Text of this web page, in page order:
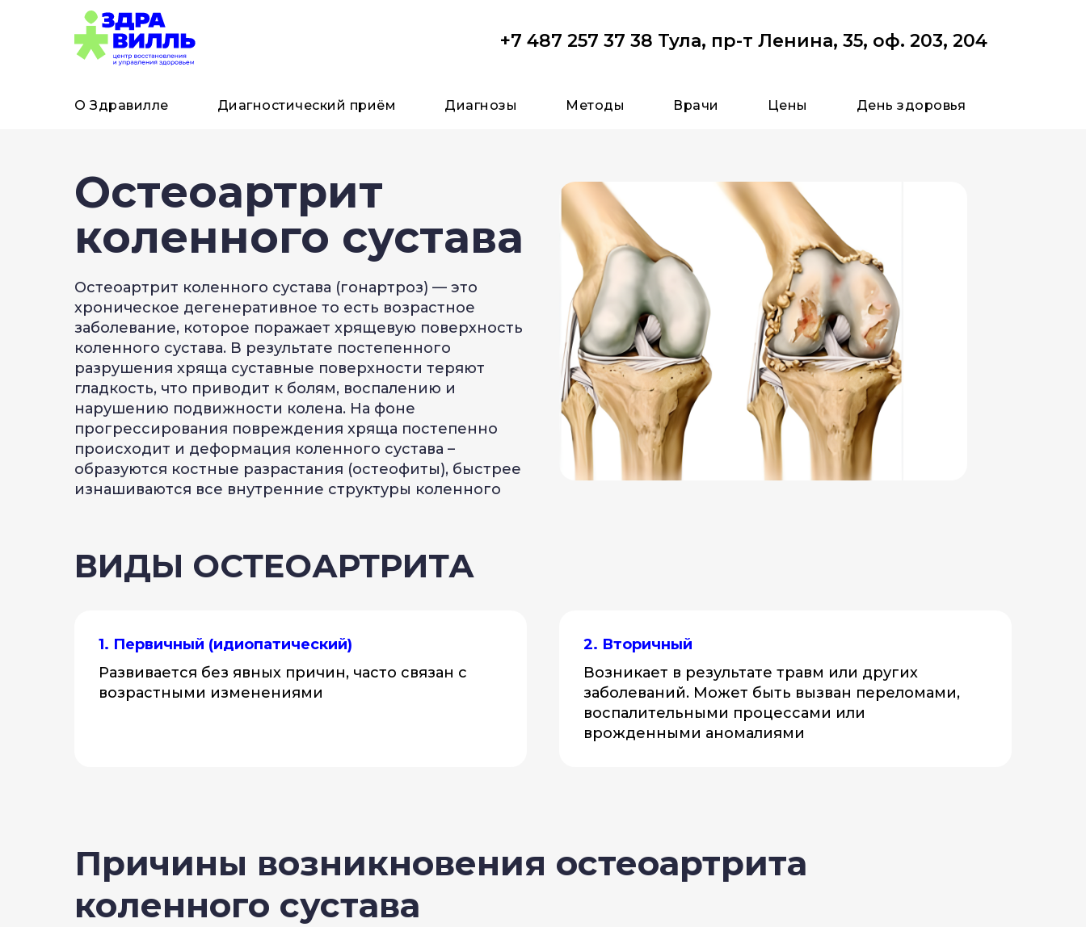
+7 487 257 37 38 Тула, пр-т Ленина, 35, оф. 203, 204
О Здравилле Диагностический приём Диагнозы Методы Врачи Цены День здоровья
Остеоартрит коленного сустава (гонартроз) — это
хроническое дегенеративное то есть возрастное
заболевание, которое поражает хрящевую поверхность
коленного сустава. В результате постепенного
разрушения хряща суставные поверхности теряют
гладкость, что приводит к болям, воспалению и
нарушению подвижности колена. На фоне
прогрессирования повреждения хряща постепенно
происходит и деформация коленного сустава –
образуются костные разрастания (остеофиты), быстрее
изнашиваются все внутренние структуры коленного
Остеоартрит
коленного сустава
ВИДЫ ОСТЕОАРТРИТА
1. Первичный (идиопатический)
Развивается без явных причин, часто связан с
возрастными изменениями
2. Вторичный
Возникает в результате травм или других
заболеваний. Может быть вызван переломами,
воспалительными процессами или
врожденными аномалиями
Причины возникновения остеоартрита
коленного сустава